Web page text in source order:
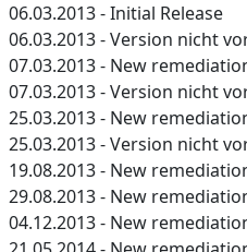
06.03.2013 - Initial Release
06.03.2013 - Version nicht
07.03.2013 - New
07.03.2013 - Version nicht
25.03.2013 - New
25.03.2013 - Version nicht
19.08.2013 - New
29.08.2013 - New
04.12.2013 - New